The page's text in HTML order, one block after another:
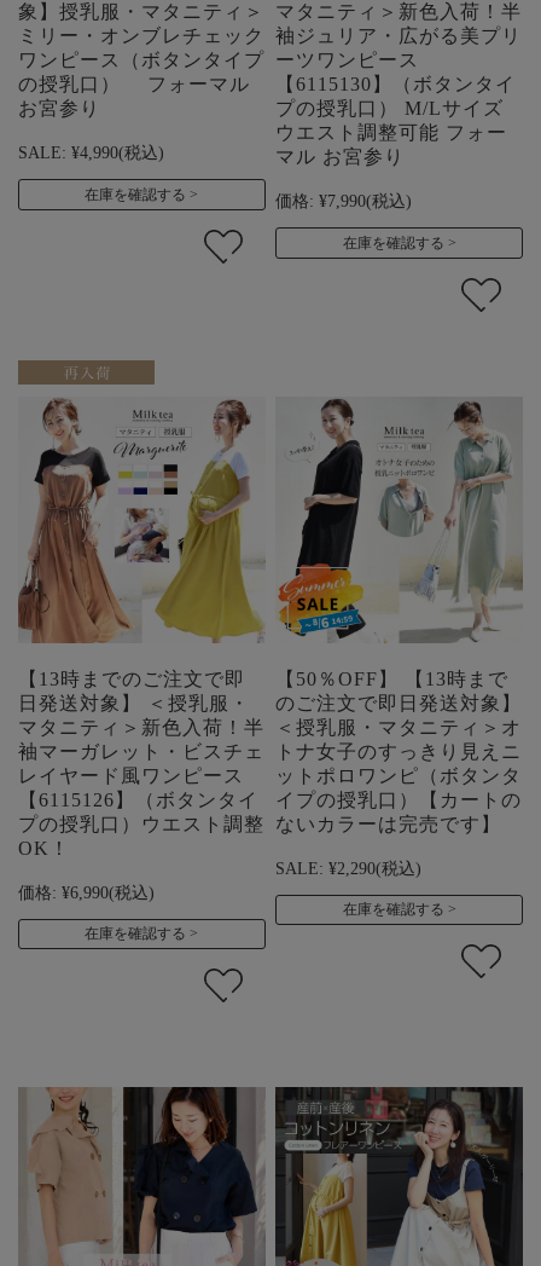
象】授乳服・マタニティ＞
ミリー・オンブレチェック
ワンピース（ボタンタイプ
の授乳口） フォーマル
お宮参り
SALE: ¥4,990(税込)
在庫を確認する
マタニティ＞新色入荷！半
袖ジュリア・広がる美プリ
ーツワンピース
【6115130】（ボタンタイ
プの授乳口） M/Lサイズ
ウエスト調整可能 フォー
マル お宮参り
価格: ¥7,990(税込)
在庫を確認する
【13時までのご注文で即
日発送対象】 ＜授乳服・
マタニティ＞新色入荷！半
袖マーガレット・ビスチェ
レイヤード風ワンピース
【6115126】（ボタンタイ
プの授乳口）ウエスト調整
OK！
価格: ¥6,990(税込)
在庫を確認する
【50％OFF】 【13時まで
のご注文で即日発送対象】
＜授乳服・マタニティ＞オ
トナ女子のすっきり見えニ
ットポロワンピ（ボタンタ
イプの授乳口）【カートの
ないカラーは完売です】
SALE: ¥2,290(税込)
在庫を確認する